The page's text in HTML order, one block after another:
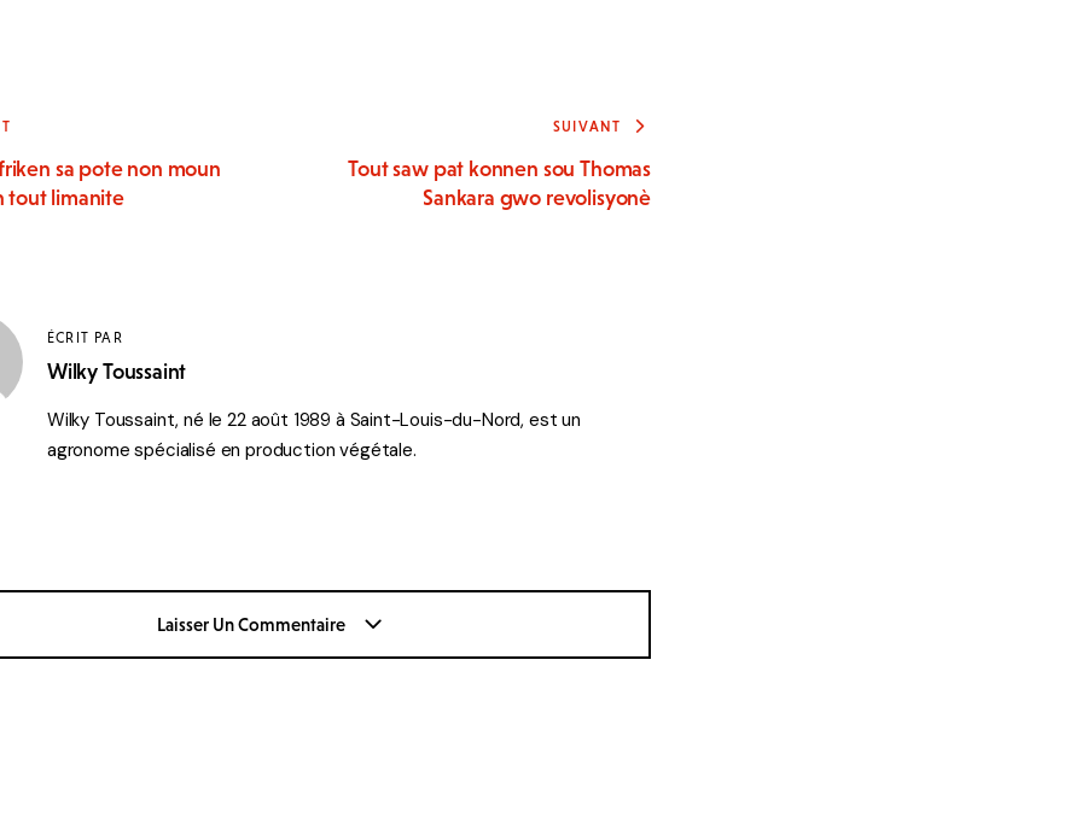
sa pote non moun
tout limanite
SUIVANT
Tout saw pat konnen sou Thomas
Sankara gwo revolisyonè
ÉCRIT PAR
Wilky Toussaint
Wilky Toussaint, né le 22 août 1989 à Saint-Louis-du-Nord, est un
agronome spécialisé en production végétale.
Laisser Un Commentaire